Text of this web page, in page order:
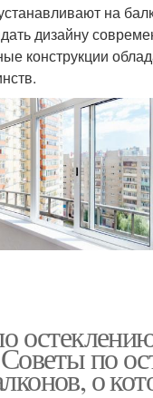
на
дизайну
конструкции
по
о